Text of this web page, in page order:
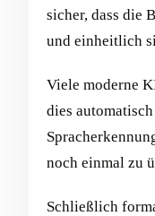
sicher, dass die
und einheitlich
Viele moderne
dies
noch einmal zu
Schließlich